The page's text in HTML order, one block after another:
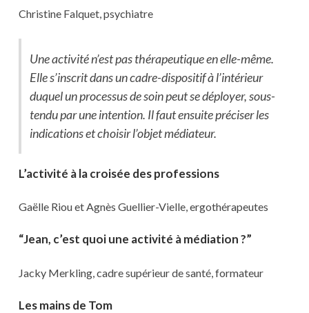
Christine Falquet, psychiatre
Une activité n’est pas thérapeutique en elle-même.
Elle s’inscrit dans un cadre-dispositif à l’intérieur
duquel un processus de soin peut se déployer, sous-
tendu par une intention. Il faut ensuite préciser les
indications et choisir l’objet médiateur.
L’activité à la croisée des professions
Gaëlle Riou et Agnès Guellier-Vielle, ergothérapeutes
“Jean, c’est quoi une activité à médiation ?”
Jacky Merkling, cadre supérieur de santé, formateur
Les mains de Tom